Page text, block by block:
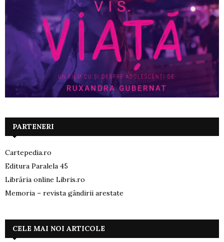
PARTENERI
Cartepedia.ro
Editura Paralela 45
Librăria online Libris.ro
Memoria – revista gândirii arestate
CELE MAI NOI ARTICOLE